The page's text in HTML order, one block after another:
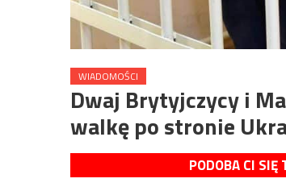
WIADOMOŚCI
Dwaj Brytyjczycy i
walkę po stronie
PODOBA CI SIĘ